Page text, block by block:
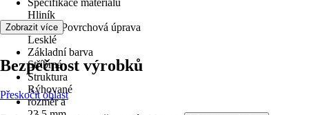
Specifikace materiálu
Hliník
Povrch/Povrchová úprava
Lesklé
Základní barva
Stříbrná
Struktura
Rýhované
rozměr a
Zobrazit více
Bezpečnost výrobků
Přeskočit oblast